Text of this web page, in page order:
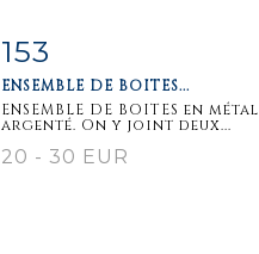
Item detail
153
ENSEMBLE DE BOITES...
ENSEMBLE DE BOITES en métal
argenté. On y joint deux...
20 - 30 EUR